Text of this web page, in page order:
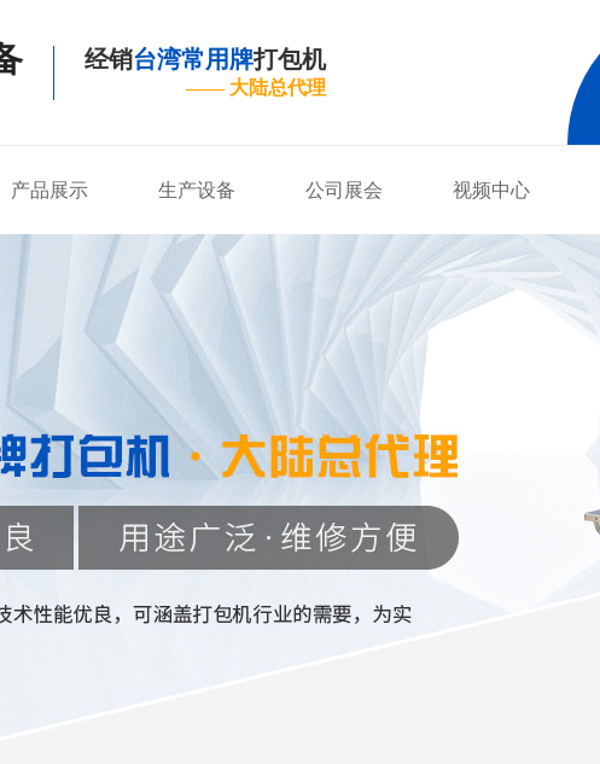
经销台湾常用牌打包机
—— 大陆总代理
产品展示 生产设备 公司展会 视频中心